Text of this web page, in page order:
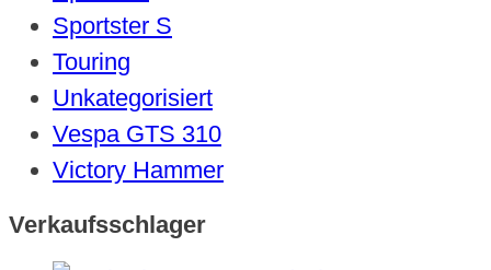
Sportster S
Touring
Unkategorisiert
Vespa GTS 310
Victory Hammer
Verkaufsschlager